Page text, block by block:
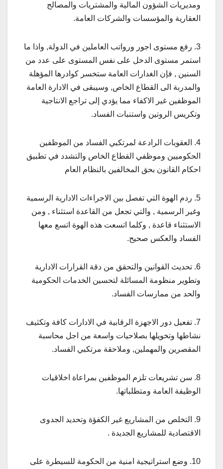
ومديريات الشؤون المالية والمشتريات والمصالح
العقارية والمؤسسات والشركات العامة.
3. رفع مستوى اجور ورواتب العاملين في الدولة, واذا ما
استمر مستوى الدخل على نفس المستوى على عدد من
السنين , فإن الغدارات العامة ستخسر كوادرها المؤهلة
والمدربة الى القطاع الخاص, وسيبقى في الادارة العامة
الموظفين غير الاكفاء مما يؤدي إلى تراجع الانتاجية
وتكريس الروتين واستنبات الفساد.
4. العقوبات الرادعة لمرتكبي الفساد من الموظفين
الحكوميين وموظفي القطاع الخاص والتشدد في تطبيق
احكام القانون بحق المخالفين بالنظام العام
5. ردم الهوة التي تفصل بين الاجراءات الادارية الرسمية
وغير الرسمية , والتي تجعل من القاعدة استثناء , ومن
الاستثناء قاعدة , وكلما اتسعت هذه الهوة اتسع معها
الفساد والعكس صحيح.
6. تحديث القوانين والتحقق من دقة القرارات الادارية
وتطوير منظومة المسائلة لتحسين الخدمات الحكومية
والحد من ممارسات الفساد.
7. تفعيل دور الاجهزة الرقابية في الادارات كافة وتكثيف
نشاطها وتخويلها بصلاحيات واسعة من اجل محاسبة
المقصرين والمهملين, وملاحقة مرتكبي الفساد.
8. سن تشريعات تلزم الموظفين بمراعاة اخلاقيات
الوظيفة العامة ومتطلباتها.
9. التخلص من المشاريع غير الكفؤة وتحديد الجدوى
الاقتصادية للمشاريع الجديدة .
10. وضع استراتيجية امنية من الحكومة للسيطرة على